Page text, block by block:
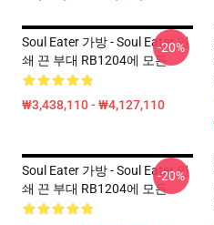
Soul Eater 가방 - Soul Eater 인
쇄 끈 부대 RB1204에 모든
₩3,438,110 - ₩4,127,110
-20%
Soul Eater 가방 - Soul Eater 인
쇄 끈 부대 RB1204에 모든
-20%